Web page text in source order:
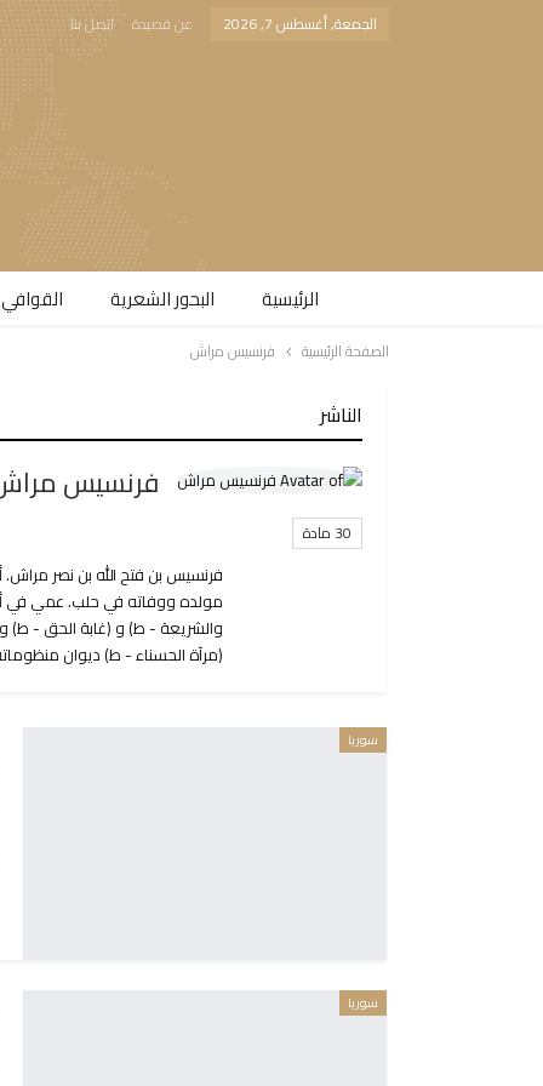
الجمعة, أغسطس 7, 2026 عن قصيدة اتصل بنا
الرئيسية البحور الشعرية​
الصفحة الرئيسية فرنسيس مراش
الناشر
فرنسيس
30 مادة
فرنسيس بن فتح الله بن نصر
مولده ووفاته في حلب. عمي في
والشريعة - ط) و (غابة الحق - ط)
(مرآة الحسناء - ط) ديوان
سوريا
سوريا